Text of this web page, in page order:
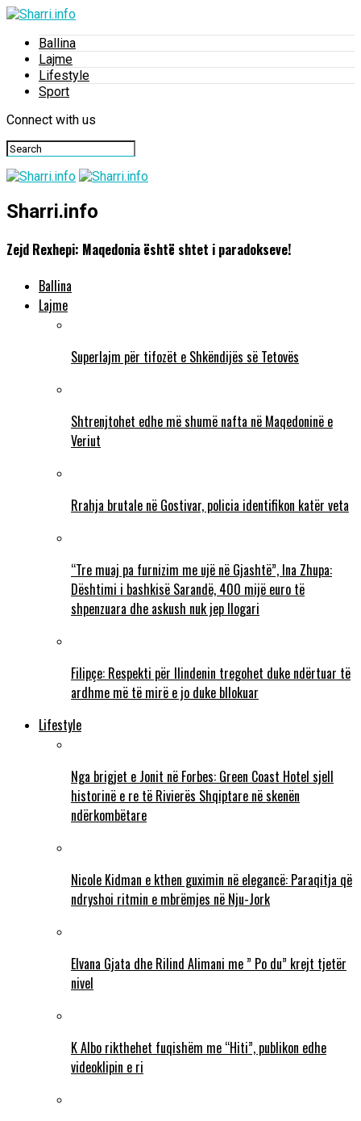
Ballina
Lajme
Lifestyle
Sport
Connect with us
Sharri.info
Zejd Rexhepi: Maqedonia është shtet i paradokseve!
Ballina
Lajme
Superlajm për tifozët e Shkëndijës së Tetovës
Shtrenjtohet edhe më shumë nafta në Maqedoninë e
Veriut
Rrahja brutale në Gostivar, policia identifikon katër veta
“Tre muaj pa furnizim me ujë në Gjashtë”, Ina Zhupa:
Dështimi i bashkisë Sarandë, 400 mijë euro të
shpenzuara dhe askush nuk jep llogari
Filipçe: Respekti për Ilindenin tregohet duke ndërtuar të
ardhme më të mirë e jo duke bllokuar
Lifestyle
Nga brigjet e Jonit në Forbes: Green Coast Hotel sjell
historinë e re të Rivierës Shqiptare në skenën
ndërkombëtare
Nicole Kidman e kthen guximin në elegancë: Paraqitja që
ndryshoi ritmin e mbrëmjes në Nju-Jork
Elvana Gjata dhe Rilind Alimani me ” Po du” krejt tjetër
nivel
K Albo rikthehet fuqishëm me “Hiti”, publikon edhe
videoklipin e ri